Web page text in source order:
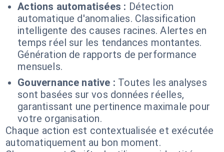
Actions automatisées : Détection
automatique d'anomalies. Classification
intelligente des causes racines. Alertes en
temps réel sur les tendances montantes.
Génération de rapports de performance
mensuels.
Gouvernance native : Toutes les analyses
sont basées sur vos données réelles,
garantissant une pertinence maximale pour
votre organisation.
Chaque action est contextualisée et exécutée
automatiquement au bon moment.